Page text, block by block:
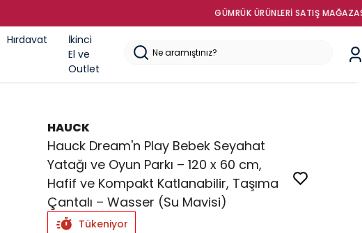
Hırdavat
İkinci
El ve
Outlet
HAUCK
Hauck Dream'n Play Bebek Seyahat
Yatağı ve Oyun Parkı – 120 x 60 cm,
Hafif ve Kompakt Katlanabilir, Taşıma
Çantalı – Wasser (Su Mavisi)
Tükeniyor